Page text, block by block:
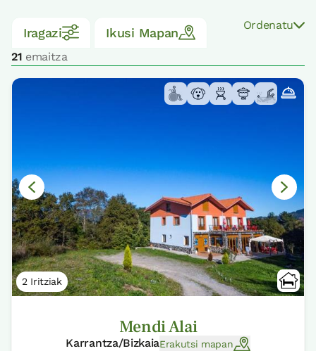
Iragazi Ikusi Mapan
21 emaitza
Ordenatu
2 Iritziak
Mendi Alai
Karrantza/BizkaiaErakutsi mapan